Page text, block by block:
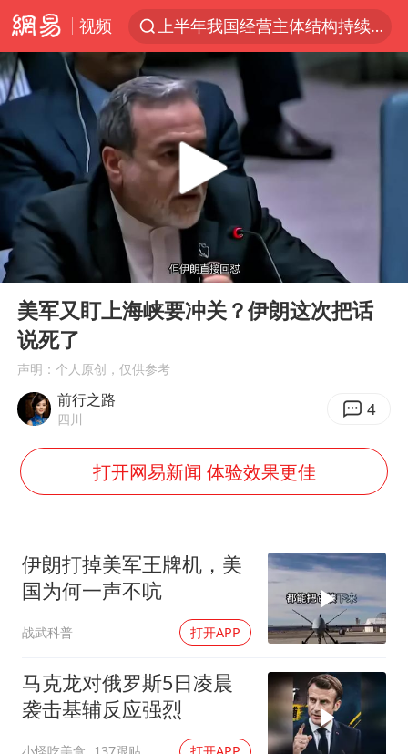
视频
上半年我国经营主体结构持续优化
《披荆斩棘2026》阵容官宣
白海豚北上或致京津冀暴雨
上海有出现龙卷潜势
王艺迪无缘横滨赛决赛
女子发现前夫婚内与第三者育子
以军士兵把枪口对准中国记者
2025年小学教师减少13.19万
韩军前线部队连曝丑闻
上海大部迎大暴雨
武契奇会见泽连斯基有何意图
笔试第一被劝弃考涉事副校长被撤职
奋力开创中国式现代化建设新局面
Play
00:00
美军又盯上海峡要冲关？伊朗这次把话
说死了
声明：个人原创，仅供参考
前行之路
四川 4
打开网易新闻 体验效果更佳
伊朗打掉美军王牌机，美
国为何一声不吭
战武科普 打开APP
马克龙对俄罗斯5日凌晨
袭击基辅反应强烈